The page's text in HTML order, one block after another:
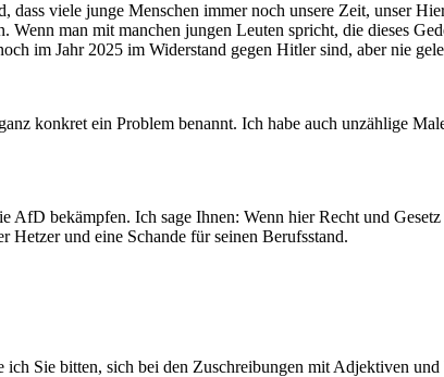
viele junge Menschen immer noch unsere Zeit, unser
man mit manchen jungen Leuten spricht, die dieses
im Jahr 2025 im Widerstand gegen Hitler sind, aber nie
konkret ein Problem benannt. Ich habe auch unzählige
AfD bekämpfen. Ich sage Ihnen: Wenn hier Recht und
Hetzer und eine Schande für seinen Berufsstand.
Sie bitten, sich bei den Zuschreibungen mit Adjektiven und